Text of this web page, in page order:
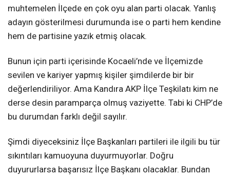
muhtemelen İlçede en çok oyu alan parti olacak. Yanlış
adayın gösterilmesi durumunda ise o parti hem kendine
hem de partisine yazık etmiş olacak.
Bunun için parti içerisinde Kocaeli’nde ve İlçemizde
sevilen ve kariyer yapmış kişiler şimdilerde bir bir
değerlendiriliyor. Ama Kandıra AKP İlçe Teşkilatı kim ne
derse desin paramparça olmuş vaziyette. Tabi ki CHP’de
bu durumdan farklı değil sayılır.
Şimdi diyeceksiniz İlçe Başkanları partileri ile ilgili bu tür
sıkıntıları kamuoyuna duyurmuyorlar. Doğru
duyururlarsa başarısız İlçe Başkanı olacaklar. Bundan